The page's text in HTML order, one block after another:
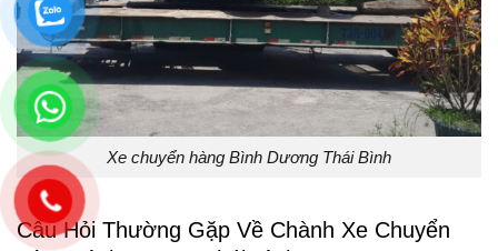
Xe chuyển hàng Bình Dương Thái Bình
Câu Hỏi Thường Gặp Về Chành Xe Chuyển